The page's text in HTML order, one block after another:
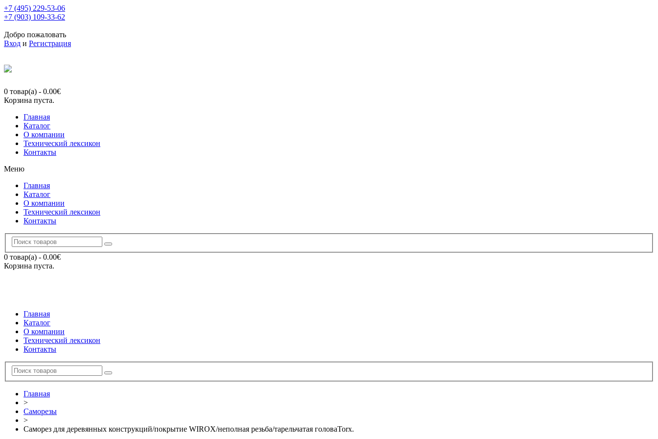
+7 (495) 229-53-06
+7 (903) 109-33-62
Добро пожаловать
Вход и Регистрация
0 товар(а) - 0.00€
Корзина пуста.
Главная
Каталог
О компании
Технический лексикон
Контакты
Меню
Главная
Каталог
О компании
Технический лексикон
Контакты
0 товар(а) - 0.00€
Корзина пуста.
Главная
Каталог
О компании
Технический лексикон
Контакты
Главная
>
Саморезы
>
Саморез для деревянных конструкций/покрытие WIROX/неполная резьба/тарельчатая головаTorx.